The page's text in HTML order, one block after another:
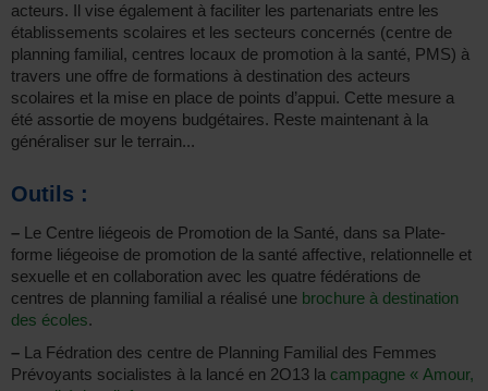
acteurs. Il vise également à faciliter les partenariats entre les
établissements scolaires et les secteurs concernés (centre de
planning familial, centres locaux de promotion à la santé, PMS) à
travers une offre de formations à destination des acteurs
scolaires et la mise en place de points d’appui. Cette mesure a
été assortie de moyens budgétaires. Reste maintenant à la
généraliser sur le terrain...
Outils :
– Le Centre liégeois de Promotion de la Santé, dans sa Plate-
forme liégeoise de promotion de la santé affective, relationnelle et
sexuelle et en collaboration avec les quatre fédérations de
centres de planning familial a réalisé une brochure à destination
des écoles.
– La Fédration des centre de Planning Familial des Femmes
Prévoyants socialistes à la lancé en 2O13 la campagne « Amour,